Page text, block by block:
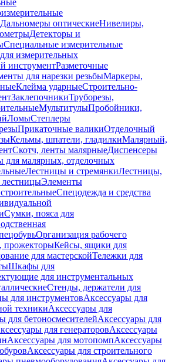
Дальномеры оптическиеНивелиры,
Детекторы и
Специальные измерительные
измерительных
инструментРазметочные
для нарезки резьбыМаркеры,
Клейма ударныеСтроительно-
ЗаклепочникиТруборезы,
МультитулыПробойники,
ЛомыСтеплеры
Прикаточные валикиОтделочный
Кельмы, шпатели, гладилкиМалярный,
Скотч, ленты малярныеДиспенсеры
для малярных, отделочных
Лестницы и стремянкиЛестницы,
Элементы
Спецодежда и средства
Сумки, пояса для
Организация рабочего
прожекторыКейсы, ящики для
для мастерскойТележки для
Шкафы для
для инструментальных
Стенды, держатели для
для инструментовАксессуары для
техникиАксессуары для
для бетоносмесителейАксессуары для
для генераторовАксессуары
Аксессуары для мотопомпАксессуары
Аксессуары для строительного